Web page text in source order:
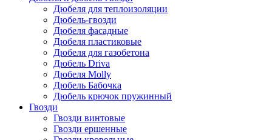
Дюбеля для теплоизоляции
Дюбель-гвозди
Дюбеля фасадные
Дюбеля пластиковые
Дюбеля для газобетона
Дюбель Driva
Дюбеля Molly
Дюбель Бабочка
Дюбель крючок пружинный
Гвозди
Гвозди винтовые
Гвозди ершенные